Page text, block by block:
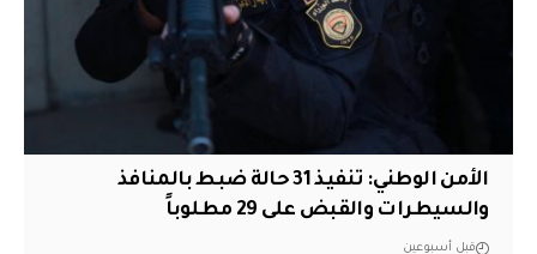
الأمن الوطني: تنفيذ 31 حالة ضبط بالمنافذ
والسيطرات والقبض على 29 مطلوباً
قبل أسبوعين